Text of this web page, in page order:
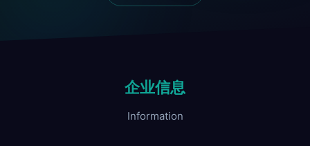
企业信息
Information